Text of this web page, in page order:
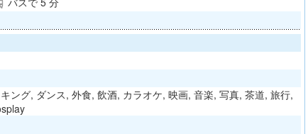
ング, ダンス, 外食, 飲酒, カラオケ, 映画, 音楽, 写真, 茶道, 旅行,